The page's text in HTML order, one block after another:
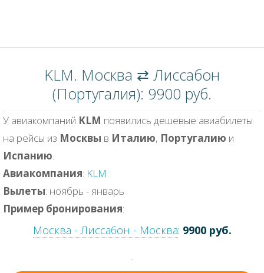
KLM. Москва ⇄ Лиссабон
(Португалия): 9900 руб.
У авиакомпаний KLM появились дешевые авиабилеты
на рейсы из Москвы в Италию, Португалию и
Испанию.
Авиакомпания: KLM
Вылеты: ноябрь - январь
Пример бронирования:
Москва - Лиссабон - Москва: 9900 руб.